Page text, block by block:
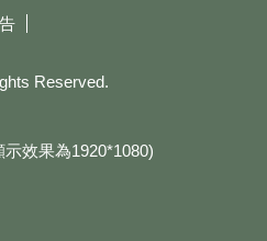
Reserved.
效果為1920*1080)